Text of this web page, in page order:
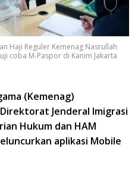
Haji Reguler Kemenag Nasrullah
coba M-Paspor di Kanim Jakarta
(Kemenag)
Jenderal Imigrasi
Hukum dan HAM
aplikasi Mobile